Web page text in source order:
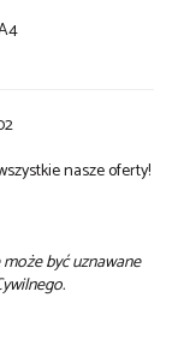
nasze oferty!
być uznawane